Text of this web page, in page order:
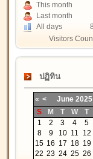
This month
Last month
All days
Visitors
ปฏิทิน
« < June 2025
S
M T W T
1
2 3 4 5
8
9 10 11 12
15 16 17 18 19
22 23 24 25 26